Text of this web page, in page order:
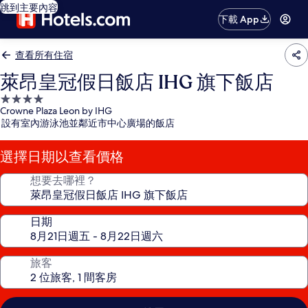
跳到主要內容
下載 App
查看所有住宿
萊昂皇冠假日飯店 IHG 旗下飯店
4.0
星
級
住
宿
Crowne Plaza Leon by IHG
設有室內游泳池並鄰近市中心廣場的飯店
選擇日期以查看價格
想要去哪裡？
日期
旅客